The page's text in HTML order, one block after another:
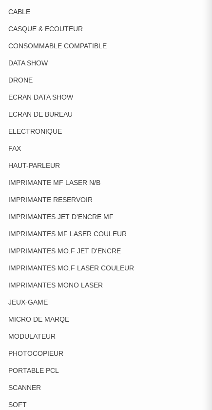
CABLE
CASQUE & ECOUTEUR
CONSOMMABLE COMPATIBLE
DATA SHOW
DRONE
ECRAN DATA SHOW
ECRAN DE BUREAU
ELECTRONIQUE
FAX
HAUT-PARLEUR
IMPRIMANTE MF LASER N/B
IMPRIMANTE RESERVOIR
IMPRIMANTES JET D'ENCRE MF
IMPRIMANTES MF LASER COULEUR
IMPRIMANTES MO.F JET D'ENCRE
IMPRIMANTES MO.F LASER COULEUR
IMPRIMANTES MONO LASER
JEUX-GAME
MICRO DE MARQE
MODULATEUR
PHOTOCOPIEUR
PORTABLE PCL
SCANNER
SOFT